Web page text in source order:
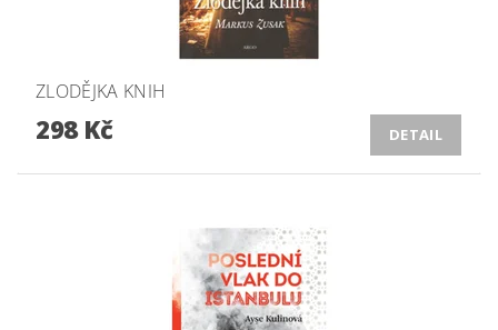
ZLODĚJKA KNIH
298 Kč DETAIL